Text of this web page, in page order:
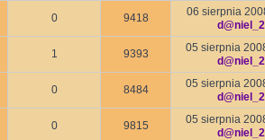
0 9418
06 sierpnia
1 9393
05 sierpnia
0 8484
05 sierpnia
0 9815
05 sierpnia